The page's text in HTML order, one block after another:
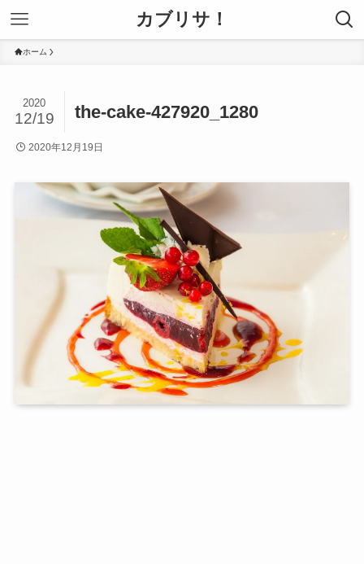
カブリサ！
ホーム
the-cake-427920_1280
2020
12/19
2020年12月19日